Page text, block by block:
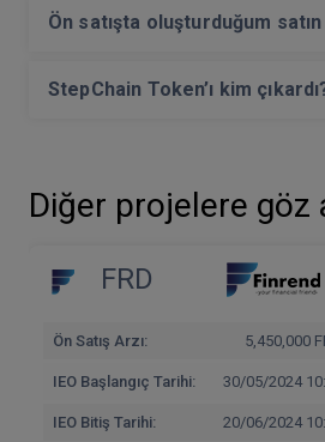
Ön satışta oluşturduğum
StepChain Token’ı kim
Diğer projelere göz
FRD
Ön Satış Arzı: 5,450,000
IEO Başlangıç Tarihi: 30/05/2024
IEO Bitiş Tarihi: 20/06/2024